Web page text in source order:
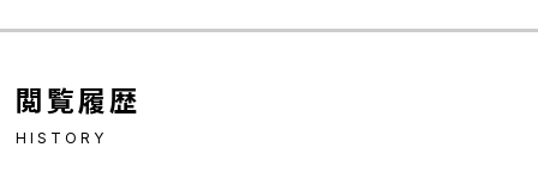
閲覧履歴
HISTORY